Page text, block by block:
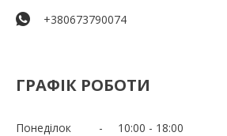
+380673790074
ГРАФІК РОБОТИ
Понеділок 10:00
18:00